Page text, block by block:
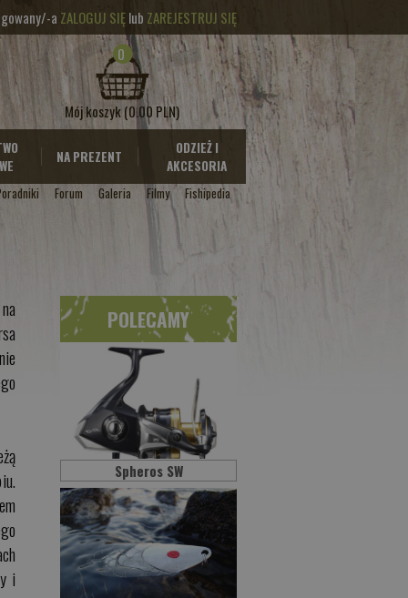
a ZALOGUJ SIĘlub ZAREJESTRUJ SIĘ
0
Mój koszyk(0.00 PLN)
NA PREZENT
ODZIEŻ I
AKCESORIA
Forum Galeria Filmy
Fishipedia
i
POLECAMY
Spheros SW